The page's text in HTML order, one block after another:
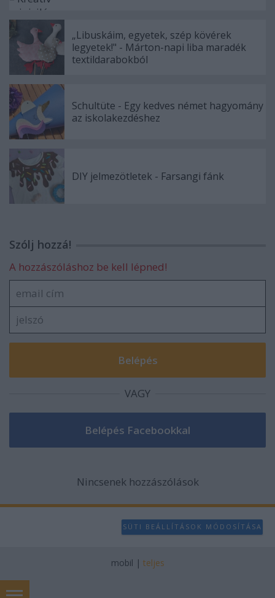
„Libuskáim, egyetek, szép kövérek
legyetek!" - Márton-napi liba maradék
textildarabokból
Schultüte - Egy kedves német hagyomány
az iskolakezdéshez
DIY jelmezötletek - Farsangi fánk
Szólj hozzá!
A hozzászóláshoz be kell lépned!
VAGY
Nincsenek hozzászólások
SÜTI BEÁLLÍTÁSOK MÓDOSÍTÁSA
mobil | teljes